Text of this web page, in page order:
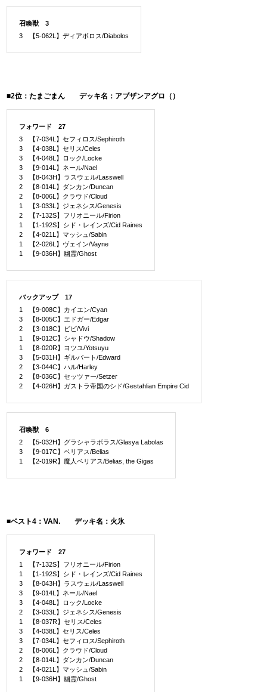
召喚獣 3
3 【5-062L】ディアボロス/Diabolos
■2位：たまごまん デッキ名：アブザンアグロ（）
フォワード 27
3 【7-034L】セフィロス/Sephiroth
3 【4-038L】セリス/Celes
3 【4-048L】ロック/Locke
3 【9-014L】ネール/Nael
3 【8-043H】ラスウェル/Lasswell
2 【8-014L】ダンカン/Duncan
2 【8-006L】クラウド/Cloud
1 【3-033L】ジェネシス/Genesis
2 【7-132S】フリオニール/Firion
1 【1-192S】シド・レインズ/Cid Raines
2 【4-021L】マッシュ/Sabin
1 【2-026L】ヴェイン/Vayne
1 【9-036H】幽霊/Ghost
バックアップ 17
1 【9-008C】カイエン/Cyan
3 【8-005C】エドガー/Edgar
2 【3-018C】ビビ/Vivi
1 【9-012C】シャドウ/Shadow
1 【8-020R】ヨツユ/Yotsuyu
3 【5-031H】ギルバート/Edward
2 【3-044C】ハル/Harley
2 【8-036C】セッツァー/Setzer
2 【4-026H】ガストラ帝国のシド/Gestahlian Empire Cid
召喚獣 6
2 【5-032H】グラシャラボラス/Glasya Labolas
3 【9-017C】ベリアス/Belias
1 【2-019R】魔人ベリアス/Belias, the Gigas
■ベスト4：VAN. デッキ名：火氷
フォワード 27
1 【7-132S】フリオニール/Firion
1 【1-192S】シド・レインズ/Cid Raines
3 【8-043H】ラスウェル/Lasswell
3 【9-014L】ネール/Nael
3 【4-048L】ロック/Locke
2 【3-033L】ジェネシス/Genesis
1 【8-037R】セリス/Celes
3 【4-038L】セリス/Celes
3 【7-034L】セフィロス/Sephiroth
2 【8-006L】クラウド/Cloud
2 【8-014L】ダンカン/Duncan
2 【4-021L】マッシュ/Sabin
1 【9-036H】幽霊/Ghost